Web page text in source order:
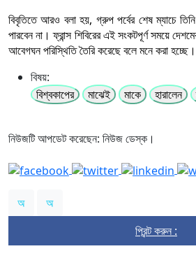
বিবৃতিতে আরও বলা হয়, গ্রুপ পর্বের শেষ ম্যাচে
পারবেন না। ফ্রান্স শিবিরের এই সংকটপূর্ণ সময়ে
আবেগঘন পরিস্থিতি তৈরি করেছে বলে মনে করা হচ্ছে।
বিষয়:
বিশ্বকাপের
মাঝেই মাকে হারালেন
নিউজটি আপডেট করেছেন: নিউজ ডেস্ক।
অ
অ
প্রিন্ট করুন :